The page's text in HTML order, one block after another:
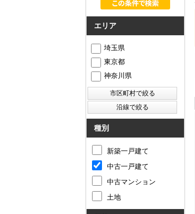
エリア
埼玉県
東京都
神奈川県
種別
新築一戸建て
中古一戸建て
中古マンション
土地